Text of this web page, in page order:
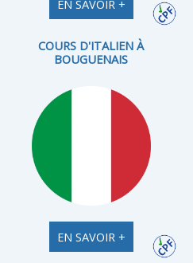
EN SAVOIR +
COURS D'ITALIEN À
BOUGUENAIS
EN SAVOIR +